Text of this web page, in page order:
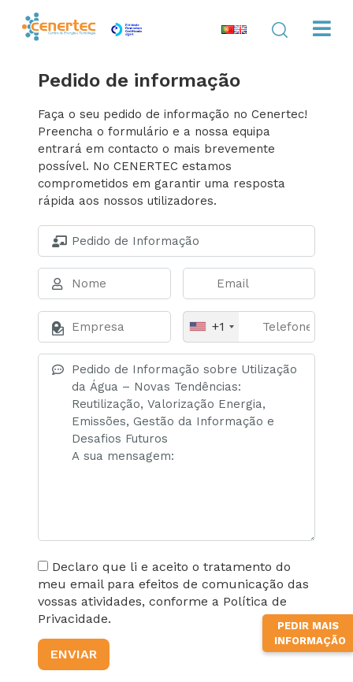
PEDIR MAIS
INFORMAÇÃO
Pedido de informação
Faça o seu pedido de informação no Cenertec!
Preencha o formulário e a nossa equipa
entrará em contacto o mais brevemente
possível. No CENERTEC estamos
comprometidos em garantir uma resposta
rápida aos nossos utilizadores.
+1
Declaro que li e aceito o tratamento do
meu email para efeitos de comunicação das
vossas atividades, conforme a Política de
Privacidade.